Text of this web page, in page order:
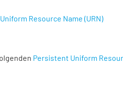
Uniform Resource Name (URN)
Persistent Uniform